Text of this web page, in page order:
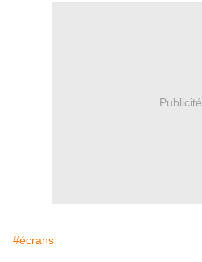
Publicité
#écrans